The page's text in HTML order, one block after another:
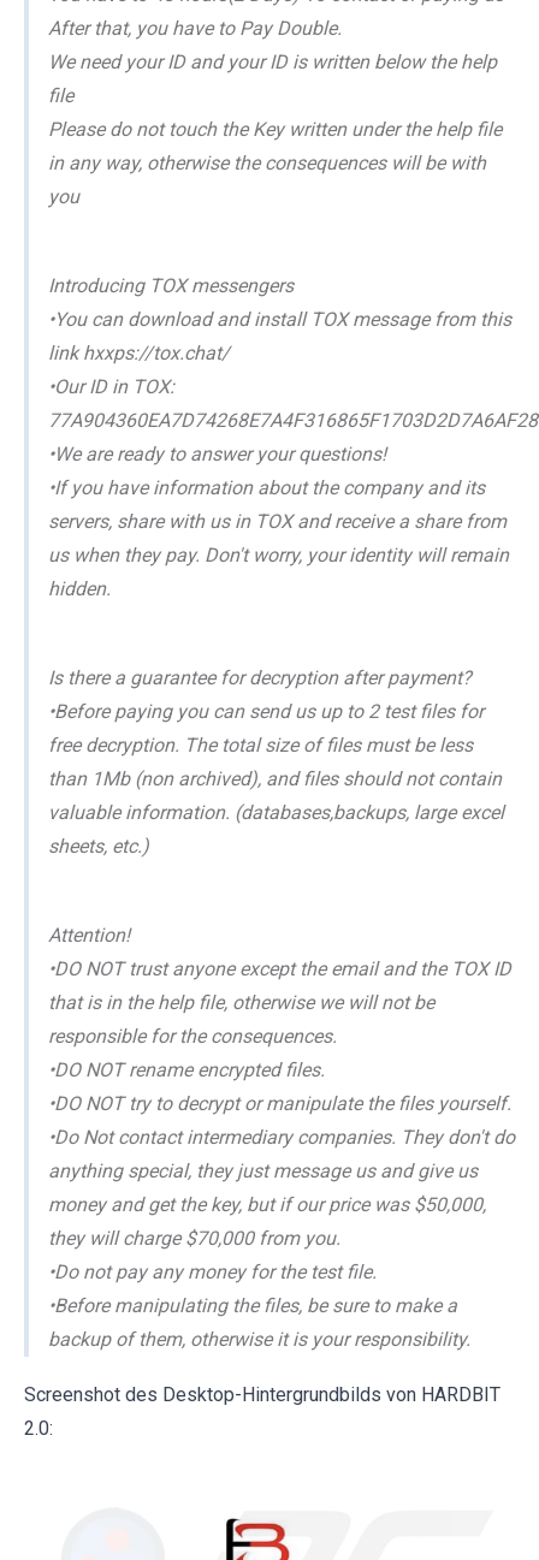
After that, you have to Pay Double.
We need your ID and your ID is written below the help
file
Please do not touch the Key written under the help file
in any way, otherwise the consequences will be with
you
Introducing TOX messengers
•You can download and install TOX message from this
link hxxps://tox.chat/
•Our ID in TOX:
•We are ready to answer your questions!
•If you have information about the company and its
servers, share with us in TOX and receive a share from
us when they pay. Don't worry, your identity will remain
hidden.
Is there a guarantee for decryption after payment?
•Before paying you can send us up to 2 test files for
free decryption. The total size of files must be less
than 1Mb (non archived), and files should not contain
valuable information. (databases,backups, large excel
sheets, etc.)
Attention!
•DO NOT trust anyone except the email and the TOX ID
that is in the help file, otherwise we will not be
responsible for the consequences.
•DO NOT rename encrypted files.
•DO NOT try to decrypt or manipulate the files yourself.
•Do Not contact intermediary companies. They don't do
anything special, they just message us and give us
money and get the key, but if our price was $50,000,
they will charge $70,000 from you.
•Do not pay any money for the test file.
•Before manipulating the files, be sure to make a
backup of them, otherwise it is your responsibility.
Screenshot des Desktop-Hintergrundbilds von HARDBIT
2.0: